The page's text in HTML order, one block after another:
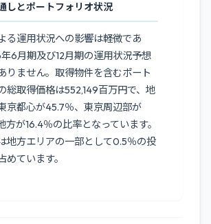
しとポートフォリオ状況
る運用状況への影響は軽微であ
6月期及び12月期の運用状況予想
りません。取得物件を含むポート
総取得価格は552,149百万円で、地
京都心が45.7％、東京周辺部が
方が16.4％の比率となっています。
地方エリアの一部として0.5％の投
めています。